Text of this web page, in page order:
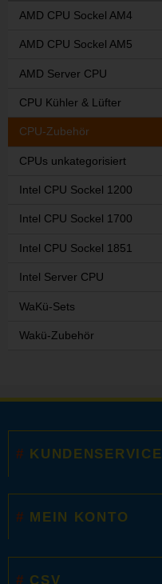
AMD CPU Sockel AM4
AMD CPU Sockel AM5
AMD Server CPU
CPU Kühler & Lüfter
CPU-Zubehör
CPUs unkategorisiert
Intel CPU Sockel 1200
Intel CPU Sockel 1700
Intel CPU Sockel 1851
Intel Server CPU
WaKü-Sets
Wakü-Zubehör
KUNDENSERVICE
MEIN KONTO
CSV